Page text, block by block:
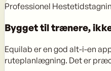
Professionel
Bygget til trænere,
Equilab er en god alt-i-en
ruteplanlægning. Det er